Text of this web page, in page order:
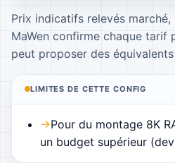
Prix indicatifs relevés
MaWen confirme chaque tarif
peut proposer des
LIMITES DE CETTE CONFIG
→Pour du montage 8K
un budget supérieur